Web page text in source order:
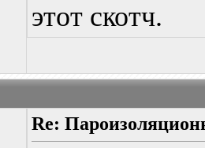
этот скотч.
Re: